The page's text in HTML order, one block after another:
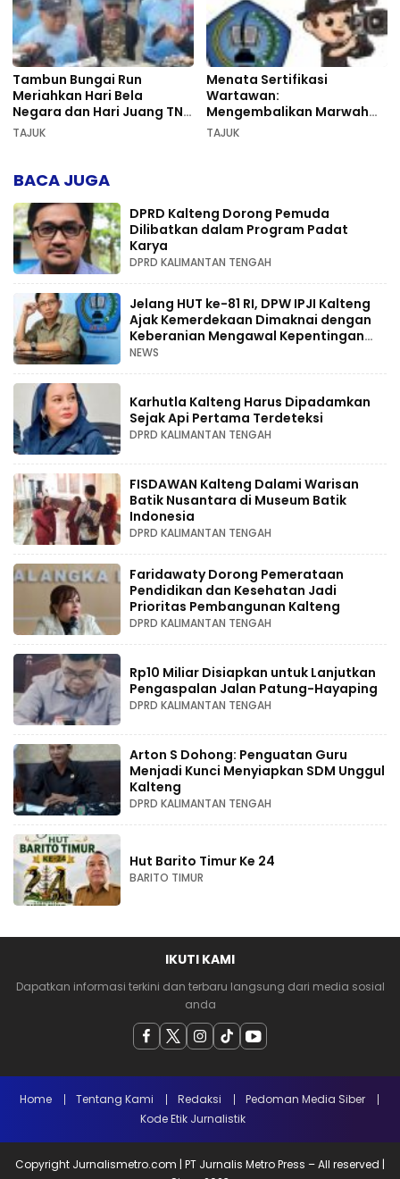
Tambun Bungai Run
Meriahkan Hari Bela
Negara dan Hari Juang TNI
AD di Palangka Raya
TAJUK
Menata Sertifikasi
Wartawan:
Mengembalikan Marwah
Pers dan Keadilan
TAJUK
BACA JUGA
DPRD Kalteng Dorong Pemuda
Dilibatkan dalam Program Padat
Karya
DPRD KALIMANTAN TENGAH
Jelang HUT ke-81 RI, DPW IPJI Kalteng
Ajak Kemerdekaan Dimaknai dengan
Keberanian Mengawal Kepentingan
Rakyat
NEWS
Karhutla Kalteng Harus Dipadamkan
Sejak Api Pertama Terdeteksi
DPRD KALIMANTAN TENGAH
FISDAWAN Kalteng Dalami Warisan
Batik Nusantara di Museum Batik
Indonesia
DPRD KALIMANTAN TENGAH
Faridawaty Dorong Pemerataan
Pendidikan dan Kesehatan Jadi
Prioritas Pembangunan Kalteng
DPRD KALIMANTAN TENGAH
Rp10 Miliar Disiapkan untuk Lanjutkan
Pengaspalan Jalan Patung-Hayaping
DPRD KALIMANTAN TENGAH
Arton S Dohong: Penguatan Guru
Menjadi Kunci Menyiapkan SDM Unggul
Kalteng
DPRD KALIMANTAN TENGAH
Hut Barito Timur Ke 24
BARITO TIMUR
IKUTI KAMI
Dapatkan informasi terkini dan terbaru langsung dari media sosial
anda
Home Tentang Kami Redaksi
Pedoman Media Siber
Kode Etik Jurnalistik
Copyright Jurnalismetro.com | PT Jurnalis Metro Press – All reserved |